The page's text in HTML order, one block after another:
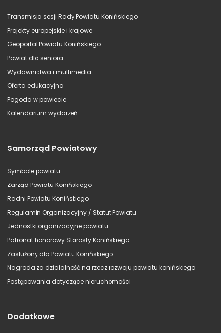
Transmisja sesji Rady Powiatu Konińskiego
Projekty europejskie i krajowe
Geoportal Powiatu Konińskiego
Powiat dla seniora
Wydawnictwa i multimedia
Oferta edukacyjna
Pogoda w powiecie
Kalendarium wydarzeń
Samorząd Powiatowy
Symbole powiatu
Zarząd Powiatu Konińskiego
Radni Powiatu Konińskiego
Regulamin Organizacyjny / Statut Powiatu
Jednostki organizacyjne powiatu
Patronat honorowy Starosty Konińskiego
Zasłużony dla Powiatu Konińskiego
Nagroda za działalność na rzecz rozwoju powiatu konińskiego
Postępowania dotyczące nieruchomości
Dodatkowe